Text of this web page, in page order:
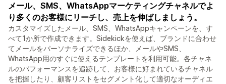
メール、SMS、WhatsAppマーケティングチャネルでよ
り多くのお客様にリーチし、売上を伸ばしましょう。
カスタマイズしたメール、SMS、WhatsAppキャンペーンを、す
べて1か所で作成できます。Sidekickを使えば、ブランドに合わせ
てメールをパーソナライズできるほか、メールやSMS、
WhatsApp用のすぐに使えるテンプレートを利用可能。各チャネ
ルのパフォーマンスを追跡して、お客様に好まれているチャネル
を把握したり、顧客リストをセグメント化して適切なオーディエ